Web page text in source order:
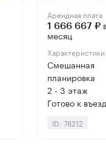
Арендная плата
1 666 667 ₽
месяц
Характеристики
Смешанная
планировка
2 - 3 этаж
Готово к
ID: 78212